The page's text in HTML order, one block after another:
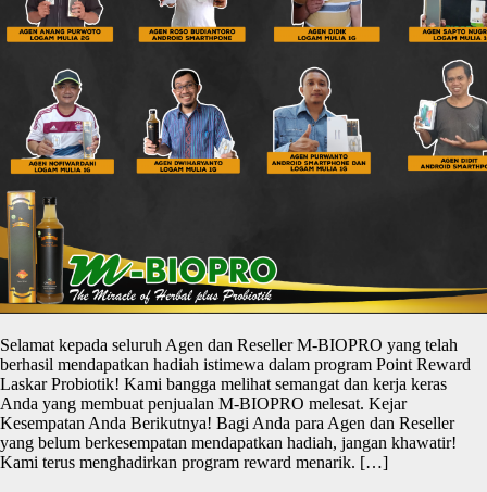
Selamat kepada seluruh Agen dan Reseller M-BIOPRO yang telah
berhasil mendapatkan hadiah istimewa dalam program Point Reward
Laskar Probiotik! Kami bangga melihat semangat dan kerja keras
Anda yang membuat penjualan M-BIOPRO melesat. Kejar
Kesempatan Anda Berikutnya! Bagi Anda para Agen dan Reseller
yang belum berkesempatan mendapatkan hadiah, jangan khawatir!
Kami terus menghadirkan program reward menarik. […]